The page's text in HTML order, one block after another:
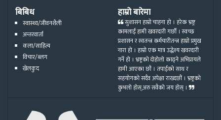
बिबिध
स्वास्थ्य/जीवनशैली
अन्तरवार्ता
कला/साहित्य
विचार/ब्लग
खेलकुद
हाम्रो बारेमा
सुशासन हाम्रो चाहना हो । हरेक भ्रष्ट्र
कामलाई हामी खवरदारी गर्छौ । स्वच्छ
प्रशासन र स्वतन्त्र कर्मचारीतन्त्र हाम्रो प्रमुख
नारा हो । हाम्रो एक मात्र उद्धेश्य खवरदारी
गर्ने हो । भ्रष्ट्रको दोहोलो काढ्ने अभिप्रायले
हामी आएका छौं । तपाईको साथ र
सहयोगको सदैव अपेक्षा राख्दछौं । भ्रष्ट्रको
कुभलो होस्,अरु सवैको जय होस् ।